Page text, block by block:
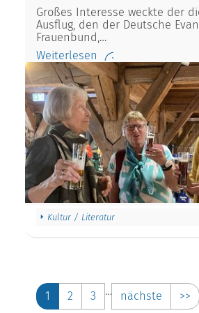
Großes Interesse weckte der
Ausflug, den der Deutsche
Frauenbund,…
Weiterlesen
Kultur / Literatur
1 2 3 … nächste >>